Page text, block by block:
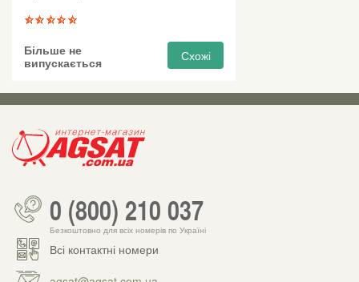
Більше не
випускається
Схожі
0 (800) 210 037
Безкоштовно для всіх номерів по Україні
Всі контактні номери